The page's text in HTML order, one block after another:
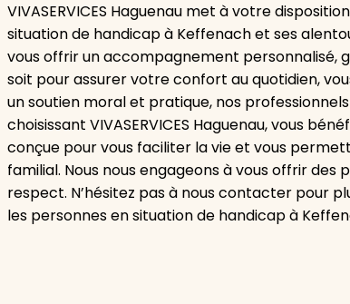
VIVASERVICES Haguenau met à votre
situation de handicap à Keffenach et ses
vous offrir un accompagnement
soit pour assurer votre confort au quotidien,
un soutien moral et pratique, nos
choisissant VIVASERVICES Haguenau, vous
conçue pour vous faciliter la vie et vous
familial. Nous nous engageons à vous offrir
respect. N’hésitez pas à nous contacter pour
les personnes en situation de handicap à